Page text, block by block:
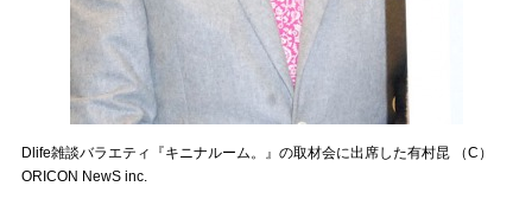
Dlife雑談バラエティ『キニナルーム。』の取材会に出席した有村昆 （C）
ORICON NewS inc.